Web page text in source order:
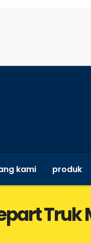
kami produk
Truk